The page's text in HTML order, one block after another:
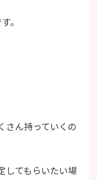
。
さん持っていくの
してもらいたい場